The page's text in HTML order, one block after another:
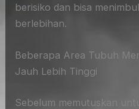
berisiko dan bisa
berlebihan.
Beberapa Area Tubuh
Jauh Lebih Tinggi
Sebelum memutuskan